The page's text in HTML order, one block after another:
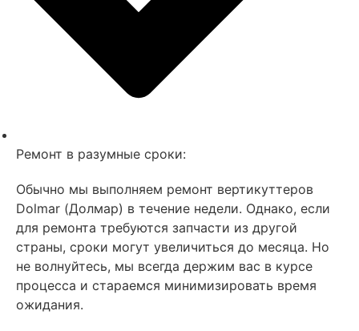
Ремонт в разумные сроки:
Обычно мы выполняем ремонт вертикуттеров
Dolmar (Долмар) в течение недели. Однако, если
для ремонта требуются запчасти из другой
страны, сроки могут увеличиться до месяца. Но
не волнуйтесь, мы всегда держим вас в курсе
процесса и стараемся минимизировать время
ожидания.